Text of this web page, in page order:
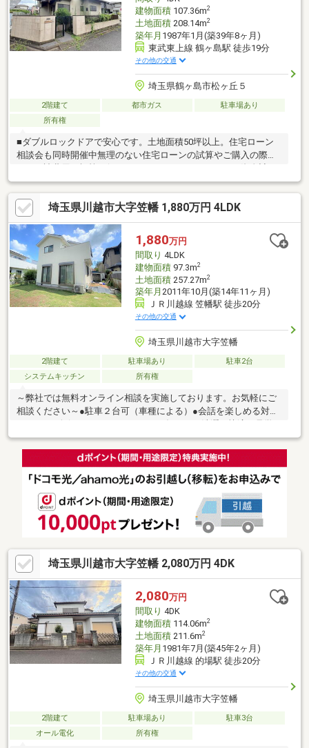
建物面積107.36m2
土地面積208.14m2
築年月 1987年1月(築39年8ヶ月)
東武東上線 鶴ヶ島駅 徒歩19分
その他の交通
埼玉県鶴ヶ島市松ヶ丘５
2階建て 都市ガス
駐車場あり
所有権
■ダブルロックドアで安心です。土地面積50坪以上。住宅ローン
相談会も同時開催中無理のない住宅ローンの試算やご購入の際に
かかる諸費用の概算も行っております。しっかりとした資金計画
のアドバイスをさせて頂きますので、お気軽にご相談ください。
お客様一人一人に合わせたライフプランのご提案をさせていただ
きます。資金計画、住宅ローン等についてもお気軽にご相談くだ
さい。お問い合わせ、お待ちしております。
埼玉県川越市大字笠幡 1,880万円 4LDK
1,880万円
間取り 4LDK
建物面積97.3m2
土地面積257.27m2
築年月 2011年10月(築14年11ヶ月)
ＪＲ川越線 笠幡駅 徒歩20分
その他の交通
埼玉県川越市大字笠幡
2階建て 駐車場あり
駐車2台
システムキッチン
所有権
～弊社では無料オンライン相談を実施しております。お気軽にご
相談ください～●駐車２台可（車種による）●会話を楽しめる対面
希望の方は赤色『見学予約』から。資料請求はオレンジ色『資料
請求』をクリック。直接のお問い合わせは03-6905-9710まで。
（スマートフォンの方は右下青色の電話ボタンをクリック）■オ
ンライン相談のご案内（※見学予約より受付）ランチや仕事後の
ついても全てオンラインでの対応が可能となっております。
※LINEやメール、お電話でのやり取りも可能です。
埼玉県川越市大字笠幡 2,080万円 4DK
2,080万円
間取り 4DK
建物面積114.06m2
土地面積211.6m2
築年月 1981年7月(築45年2ヶ月)
ＪＲ川越線 的場駅 徒歩20分
その他の交通
埼玉県川越市大字笠幡
2階建て 駐車場あり
駐車3台
オール電化
所有権